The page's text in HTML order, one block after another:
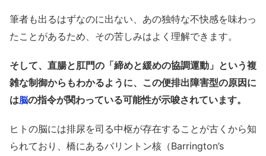
筆者も出るはずなのに出ない、あの独特な不快感を味わっ
たことがあるため、その苦しみはよく理解できます。
そして、直腸と肛門の「締めと緩めの協調運動」という複
雑な制御からもわかるように、この便排出障害型の原因に
は脳の指令が関わっている可能性が示唆されています。
ヒトの脳には排尿を司る中枢が存在することが古くから知
られており、橋にあるバリントン核（Barrington’s